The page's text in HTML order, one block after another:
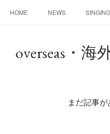
HOME NEWS
overseas・海
まだ記事が